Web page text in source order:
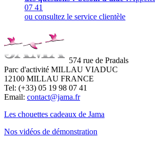
07 41
ou consultez le service clientèle
574 rue de Pradals
Parc d'activité MILLAU VIADUC
12100 MILLAU FRANCE
Tel: (+33) 05 19 98 07 41
Email: contact@jama.fr
Les chouettes cadeaux de Jama
Nos vidéos de démonstration